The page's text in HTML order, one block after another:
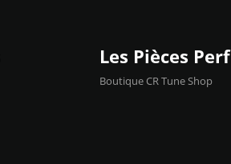
Les Pièces Perf
Boutique CR Tune Shop